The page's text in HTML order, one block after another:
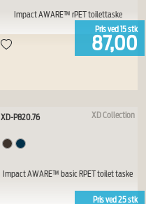
Impact AWARE™ rPET toilettaske
Pris ved 15stk
87,00
XD Collection
XD-P820.76
Impact AWARE™ basic RPET toilet taske
Pris ved 25stk